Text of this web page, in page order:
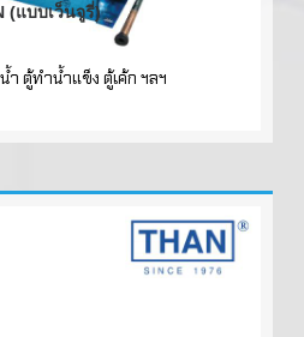
(แบบเว็นจูรี่)
ำ ตู้ทำน้ำแข็ง ตู้เค้ก ฯลฯ